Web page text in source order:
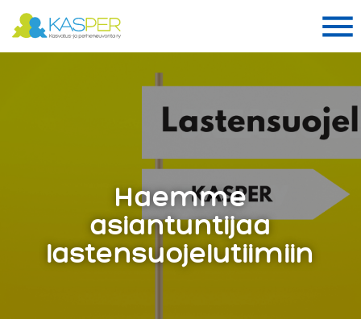
Suomen Kasper ry
Haemme
asiantuntijaa
lastensuojelutiimiin